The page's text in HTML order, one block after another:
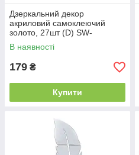
Дзеркальний декор
акриловий самоклеючий
золото, 27шт (D) SW-
00002503
В наявності
179 ₴
Купити